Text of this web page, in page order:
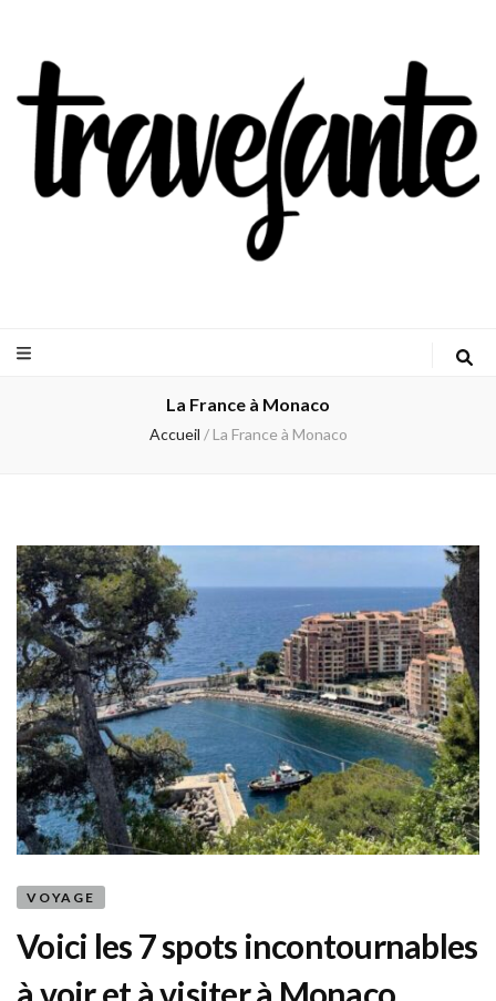
Travejante
La France à Monaco
Accueil / La France à Monaco
VOYAGE
Voici les 7 spots incontournables
à voir et à visiter à Monaco